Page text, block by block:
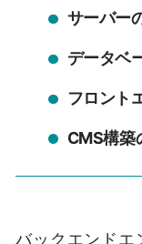
サーバー
データベ
フロント
CMS構築
バックエンドエ